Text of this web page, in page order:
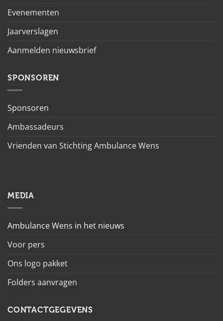
Evenementen
Jaarverslagen
Aanmelden nieuwsbrief
SPONSOREN
Sponsoren
Ambassadeurs
Vrienden van Stichting Ambulance Wens
MEDIA
Ambulance Wens in het nieuws
Voor pers
Ons logo pakket
Folders aanvragen
CONTACTGEGEVENS